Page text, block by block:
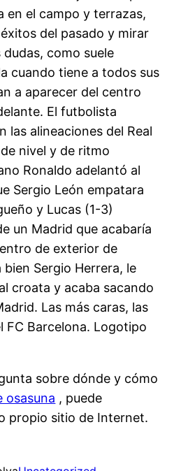
en el campo y terrazas,
del pasado y mirar
como suele
cuando tiene a todos sus
a aparecer del centro
El futbolista
las alineaciones del Real
nivel y de ritmo
Ronaldo adelantó al
Sergio León empatara
y Lucas (1-3)
un Madrid que acabaría
de exterior de
Sergio Herrera, le
croata y acaba sacando
Las más caras, las
FC Barcelona. Logotipo
sobre dónde y cómo
osasuna , puede
propio sitio de Internet.